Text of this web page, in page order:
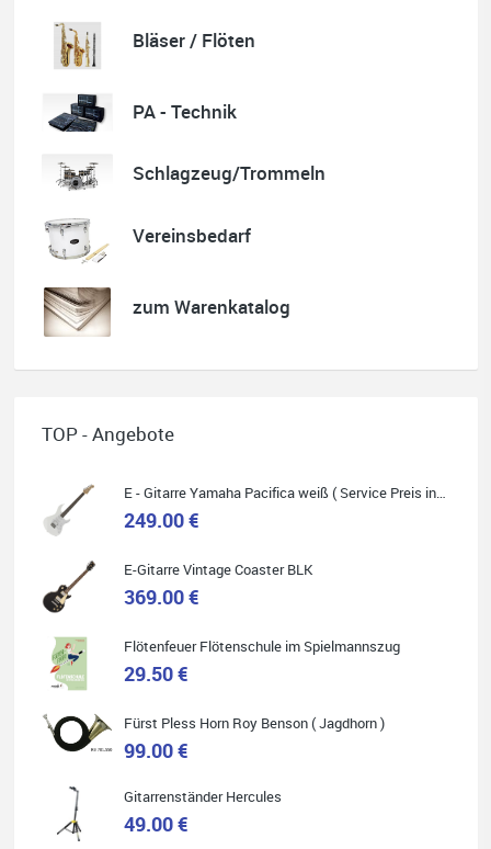
Abholung der Ware reibungslos.
Sehr zu empfehlen....
P.S. Warum in die Ferne schweifen wenn Gutes liegt auch nah!
Nele Thumann
Quelle: Google-Rezension
Helene Balluff
Das Musikhaus Stöppel ist super!
Die Qualität und das Preis-Leistungsverhältnis sind erstaunlich.
Die Beratung und der Service war ebenfalls ausgezeichnet und
ich empfehle es jedem der sich ein Musikinstrument zulegen
möchte.
Bläser / Flöten
PA - Technik
Schlagzeug/Trommeln
Vereinsbedarf
zum Warenkatalog
TOP - Angebote
E - Gitarre Yamaha Pacifica weiß ( Service Preis inkl. Werkstatt Service )
249.00 €
E-Gitarre Vintage Coaster BLK
369.00 €
Flötenfeuer Flötenschule im Spielmannszug
29.50 €
Fürst Pless Horn Roy Benson ( Jagdhorn )
99.00 €
Gitarrenständer Hercules
49.00 €